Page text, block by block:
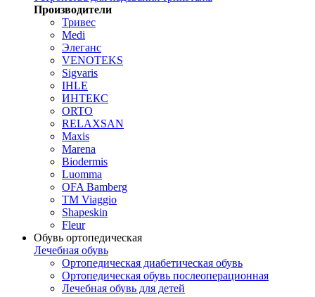
Производители
Тривес
Medi
Элеганс
VENOTEKS
Sigvaris
IHLE
ИНТЕКС
ORTO
RELAXSAN
Maxis
Marena
Biodermis
Luomma
OFA Bamberg
TM Viaggio
Shapeskin
Fleur
Обувь ортопедическая
Лечебная обувь
Ортопедическая диабетическая обувь
Ортопедическая обувь послеоперационная
Лечебная обувь для детей